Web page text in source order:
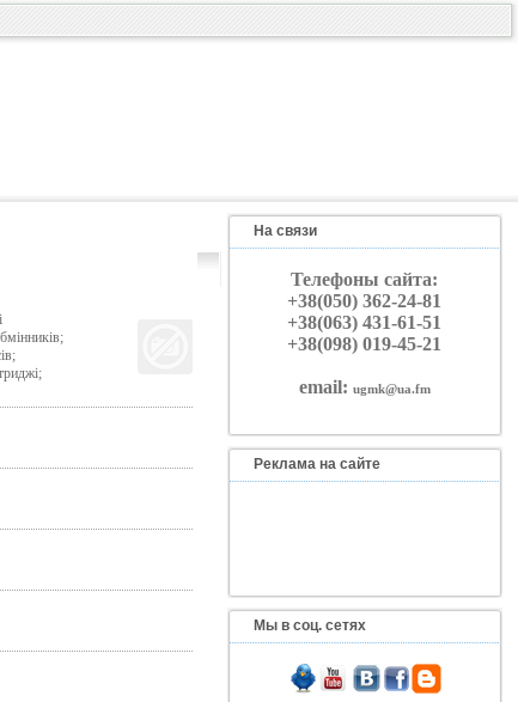
На связи
Телефоны сайта:
+38(050) 362-24-81
+38(063) 431-61-51
+38(098) 019-45-21
email: ugmk@ua.fm
Реклама на сайте
Мы в соц. сетях